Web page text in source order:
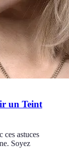
un Teint
ces astuces
Soyez